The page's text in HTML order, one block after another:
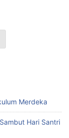
Merdeka
Hari Santri